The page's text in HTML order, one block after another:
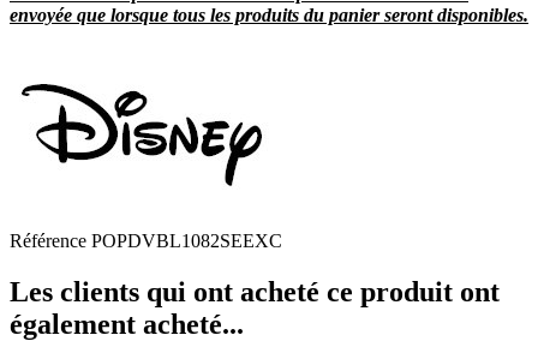
envoyée que lorsque tous les produits du panier seront disponibles.
Référence POPDVBL1082SEEXC
Les clients qui ont acheté ce produit ont
également acheté...